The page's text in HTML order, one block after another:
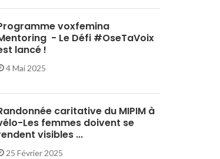
voxfemina
- Le Défi #OseTaVoix
lancé !
4 Mai 2025
caritative du MIPIM à
Les femmes doivent se
visibles ...
25 Février 2025